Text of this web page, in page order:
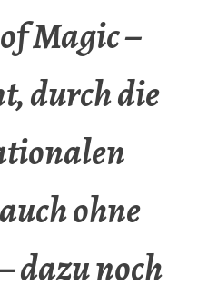
Magic –
durch die
ohne
dazu noch